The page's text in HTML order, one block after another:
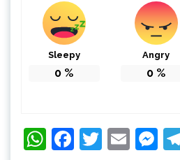
Sleepy
0 %
Angry
0 %
WhatsApp
Facebook
Twitter